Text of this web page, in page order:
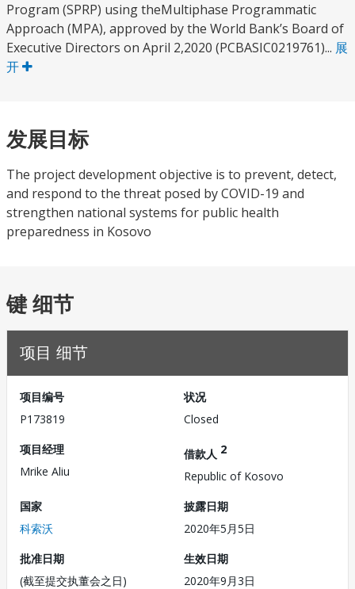
Program (SPRP) using theMultiphase Programmatic
Approach (MPA), approved by the World Bank’s Board of
Executive Directors on April 2,2020 (PCBASIC0219761)... 展
开
发展目标
The project development objective is to prevent, detect,
and respond to the threat posed by COVID-19 and
strengthen national systems for public health
preparedness in Kosovo
键 细节
项目 细节
项目编号
P173819
状况
Closed
项目经理
Mrike Aliu
借款人 2
Republic of Kosovo
国家
科索沃
披露日期
2020年5月5日
批准日期
(截至提交执董会之日)
生效日期
2020年9月3日